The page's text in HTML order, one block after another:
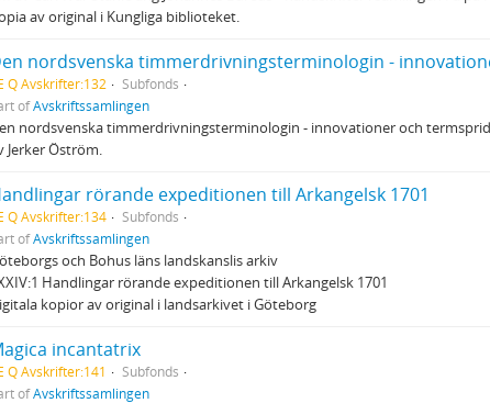
av original i Kungliga biblioteket.
nordsvenska timmerdrivningsterminologin -
Q Avskrifter:132
Subfonds
ofAvskriftssamlingen
nordsvenska timmerdrivningsterminologin - innovationer och
Jerker Öström.
rörande expeditionen till Arkangelsk 1701
Q Avskrifter:134
Subfonds
ofAvskriftssamlingen
och Bohus läns landskanslis arkiv
Handlingar rörande expeditionen till Arkangelsk 1701
kopior av original i landsarkivet i Göteborg
incantatrix
Q Avskrifter:141
Subfonds
ofAvskriftssamlingen